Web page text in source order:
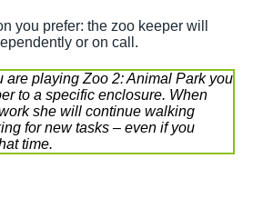
you prefer: the zoo keeper will
or on call.
are playing Zoo 2: Animal Park you
to a specific enclosure. When
she will continue walking
for new tasks – even if you
time.